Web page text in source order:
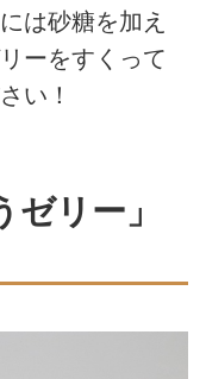
は砂糖を加え
ーをすくって
い！
ゼリー」